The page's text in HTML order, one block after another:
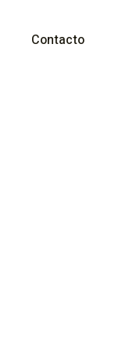
Contacto